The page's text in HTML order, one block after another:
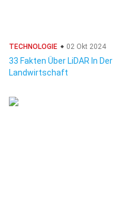
TECHNOLOGIE 02 Okt 2024
33 Fakten Über LiDAR In Der
Landwirtschaft